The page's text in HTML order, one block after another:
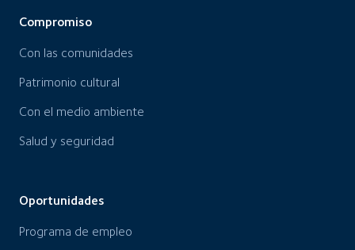
Compromiso
Con las comunidades
Patrimonio cultural
Con el medio ambiente
Salud y seguridad
Oportunidades
Programa de empleo